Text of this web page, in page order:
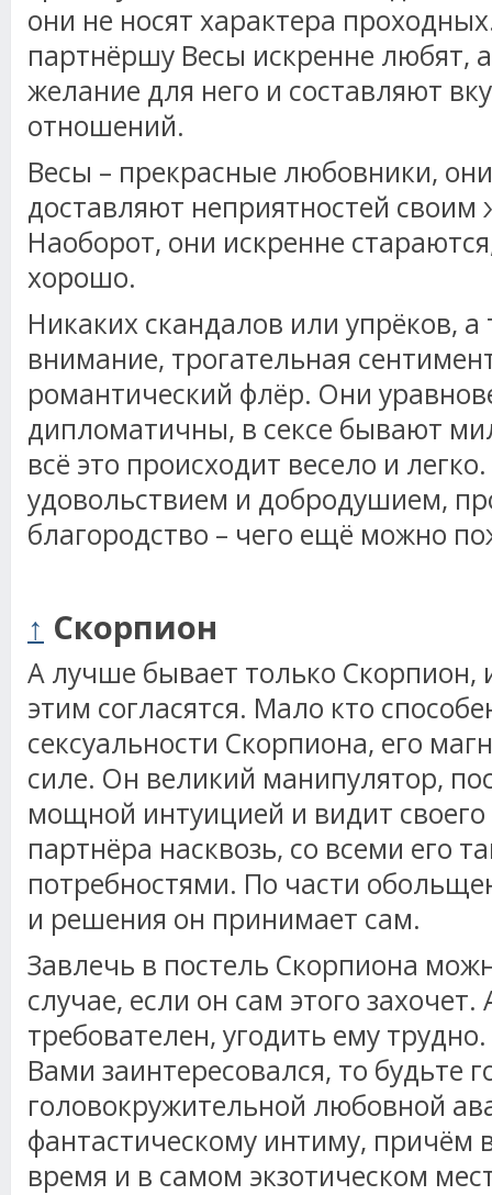
они не носят характера
партнёршу Весы искренне любят,
желание для него и составляют
отношений.
Весы – прекрасные любовники,
доставляют неприятностей
Наоборот, они искренне
хорошо.
Никаких скандалов или упрёков, а
внимание, трогательная
романтический флёр. Они
дипломатичны, в сексе бывают
всё это происходит весело и
удовольствием и добродушием,
благородство – чего ещё можно
↑ Скорпион
А лучше бывает только
этим согласятся. Мало кто
сексуальности Скорпиона, его
силе. Он великий манипулятор,
мощной интуицией и видит своего
партнёра насквозь, со всеми его
потребностями. По части
и решения он принимает сам.
Завлечь в постель Скорпиона
случае, если он сам этого
требователен, угодить ему
Вами заинтересовался, то будьте
головокружительной любовной
фантастическому интиму, причём
время и в самом экзотическом